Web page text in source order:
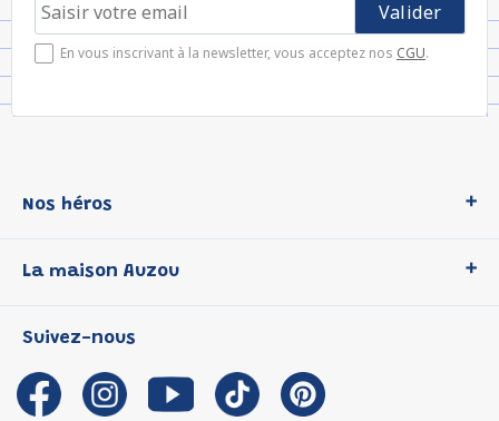
En vous inscrivant à la newsletter, vous acceptez nos CGU.
Nos héros
P'tit Loup
Les Influenceuses
Migali
Petite Taupe
La maison Auzou
Notre histoire
Auzou s'engage
Auteurs et illustrateurs Auzou
Suivez-nous